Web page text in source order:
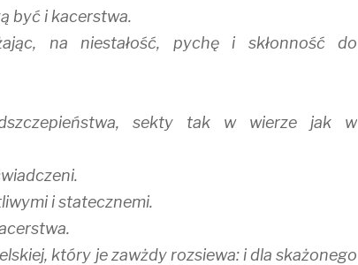
być i kacerstwa.
na niestałość, pychę i skłonność do
sekty tak w wierze jak w
i statecznemi.
który je zawżdy rozsiewa: i dla skażonego